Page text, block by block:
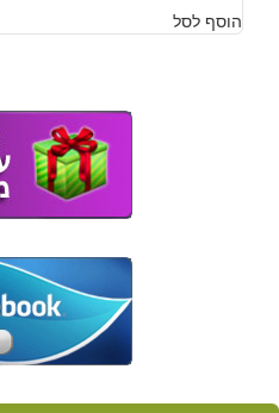
המקורי
הנוכחי
הוסף לסל